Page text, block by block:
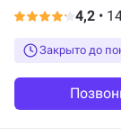
4,2 •
Закрыто до